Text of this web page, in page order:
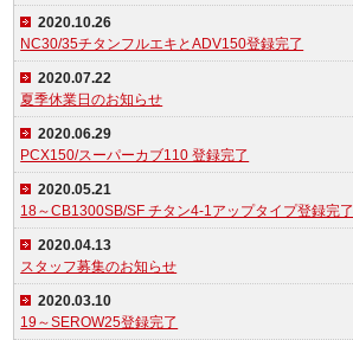
2020.10.26
NC30/35チタンフルエキとADV150登録完了
2020.07.22
夏季休業日のお知らせ
2020.06.29
PCX150/スーパーカブ110 登録完了
2020.05.21
18～CB1300SB/SF チタン4-1アップタイプ登録完了
2020.04.13
スタッフ募集のお知らせ
2020.03.10
19～SEROW25登録完了